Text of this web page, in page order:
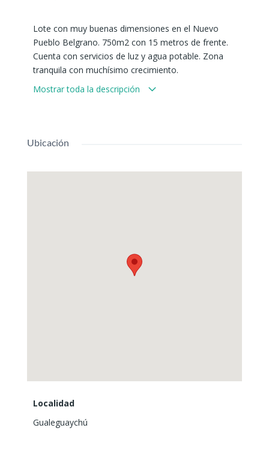
Lote con muy buenas dimensiones en el Nuevo
Pueblo Belgrano. 750m2 con 15 metros de frente.
Cuenta con servicios de luz y agua potable. Zona
tranquila con muchísimo crecimiento.
Mostrar toda la descripción
Ubicación
Localidad
Gualeguaychú